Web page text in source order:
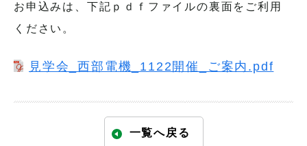
お申込みは、下記ｐｄｆファイルの裏面をご利用
ください。
見学会_西部電機_1122開催_ご案内.pdf
一覧へ戻る